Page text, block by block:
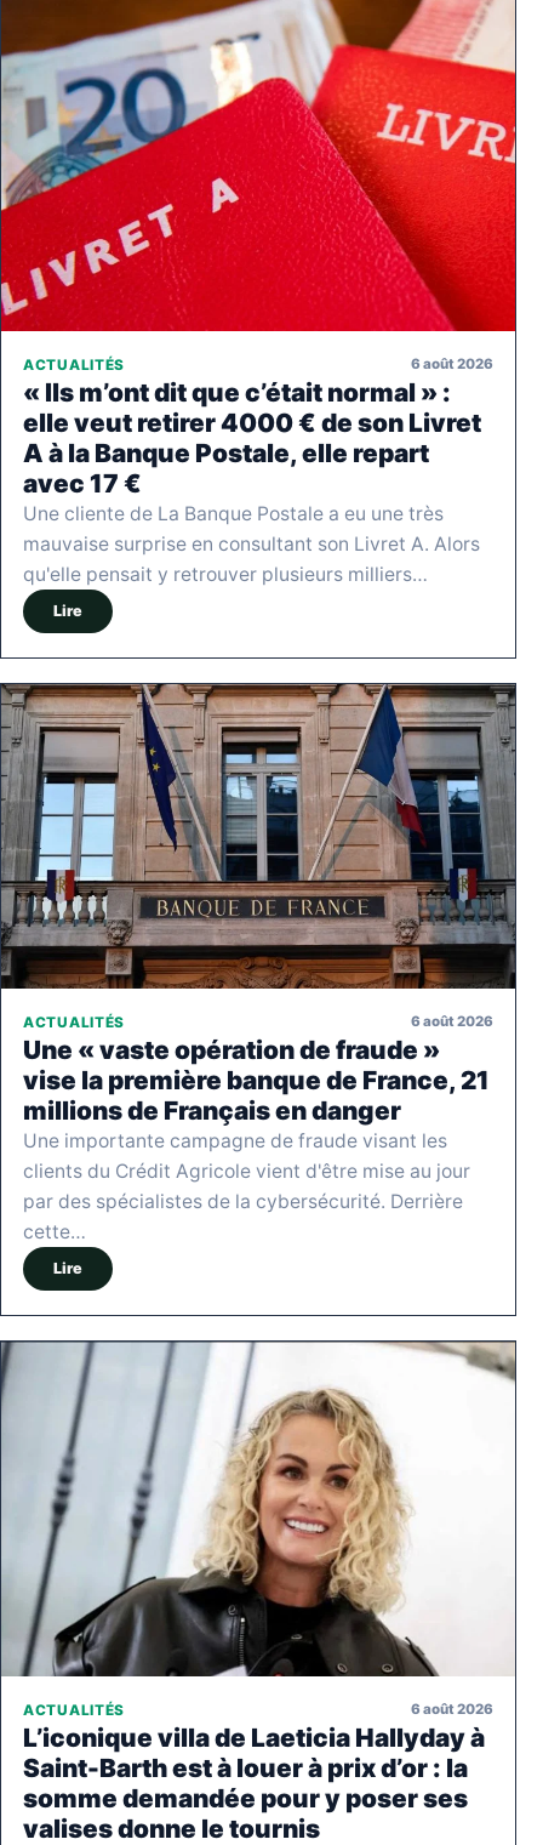
ACTUALITÉS 6 août 2026
« Ils m’ont dit que c’était normal » :
elle veut retirer 4000 € de son Livret
A à la Banque Postale, elle repart
avec 17 €
Une cliente de La Banque Postale a eu une très
mauvaise surprise en consultant son Livret A. Alors
qu'elle pensait y retrouver plusieurs milliers…
Lire
ACTUALITÉS 6 août 2026
Une « vaste opération de fraude »
vise la première banque de France, 21
millions de Français en danger
Une importante campagne de fraude visant les
clients du Crédit Agricole vient d'être mise au jour
par des spécialistes de la cybersécurité. Derrière
cette…
Lire
ACTUALITÉS 6 août 2026
L’iconique villa de Laeticia Hallyday à
Saint-Barth est à louer à prix d’or : la
somme demandée pour y poser ses
valises donne le tournis